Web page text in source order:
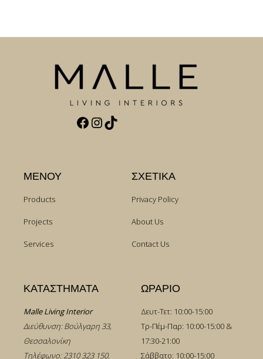
Facebook
Instagram
TikTok
ΜΕΝΟΥ
Products
Projects
Services
ΣΧΕΤΙΚΑ
Privacy Policy
About Us
Contact Us
ΚΑΤΑΣΤΗΜΑΤΑ
Malle Living Interior
Διεύθυνση: Βούλγαρη 33,
Θεσσαλονίκη
Τηλέφωνο:2310 323 150.
ΩΡΑΡΙΟ
Δευτ-Τετ: 10:00-15:00
Τρ-Πέμ-Παρ: 10:00-15:00 &
17:30-21:00
Σάββατο: 10:00-15:00